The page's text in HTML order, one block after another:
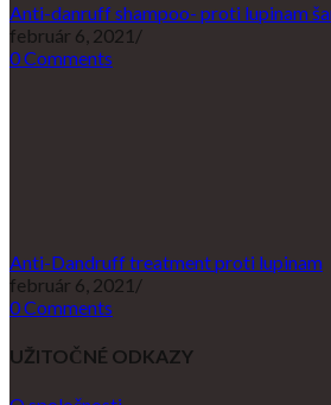
Anti-danruff shampoo- proti lupinam
február 6, 2021 /
0 Comments
Anti-Dandruff treatment proti lupinam
február 6, 2021 /
0 Comments
UŽITOČNÉ ODKAZY